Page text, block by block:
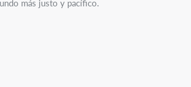
más justo y pacífico.